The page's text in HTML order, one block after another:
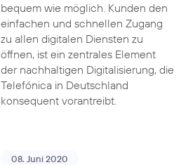
bequem wie möglich. Kunden den
einfachen und schnellen Zugang
zu allen digitalen Diensten zu
öffnen, ist ein zentrales Element
der nachhaltigen Digitalisierung, die
Telefónica in Deutschland
konsequent vorantreibt.
08. Juni 2020